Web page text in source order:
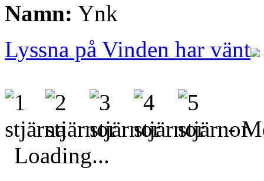
Namn: Ynk
Lyssna på Vinden har vänt
-
Loading...